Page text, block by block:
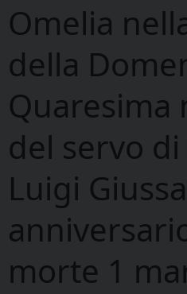
Omelia
della
Quaresima
del servo
Luigi
morte 1